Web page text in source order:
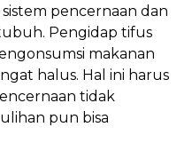
pencernaan dan
Pengidap tifus
makanan
halus. Hal ini harus
tidak
pun bisa